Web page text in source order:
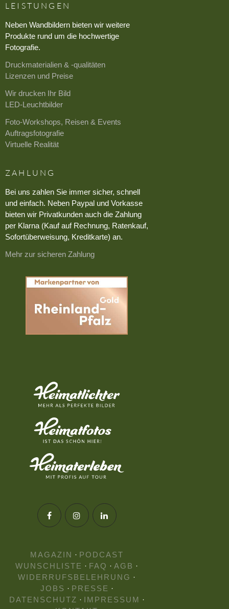
LEISTUNGEN
Neben Wandbildern bieten wir weitere
Produkte rund um die hochwertige
Fotografie.
Druckmaterialien & -qualitäten
Lizenzen und Preise
Wir drucken Ihr Bild
LED-Leuchtbilder
Foto-Workshops, Reisen & Events
Auftragsfotografie
Virtuelle Realität
ZAHLUNG
Bei uns zahlen Sie immer sicher, schnell
und einfach. Neben Paypal und Vorkasse
bieten wir Privatkunden auch die Zahlung
per Klarna (Kauf auf Rechnung, Ratenkauf,
Sofortüberweisung, Kreditkarte) an.
Mehr zur sicheren Zahlung
MAGAZIN · PODCAST
WUNSCHLISTE · FAQ · AGB ·
WIDERRUFSBELEHRUNG ·
JOBS · PRESSE ·
DATENSCHUTZ · IMPRESSUM ·